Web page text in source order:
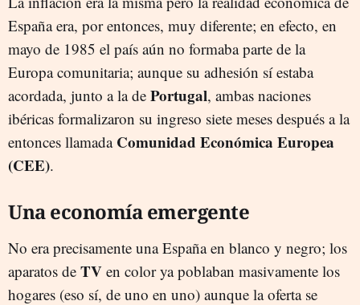
España era, por entonces, muy diferente; en efecto, en
mayo de 1985 el país aún no formaba parte de la
Europa comunitaria; aunque su adhesión sí estaba
acordada, junto a la de Portugal, ambas naciones
ibéricas formalizaron su ingreso siete meses después a la
entonces llamada Comunidad Económica Europea
(CEE).
Una economía emergente
No era precisamente una España en blanco y negro; los
aparatos de TV en color ya poblaban masivamente los
hogares (eso sí, de uno en uno) aunque la oferta se